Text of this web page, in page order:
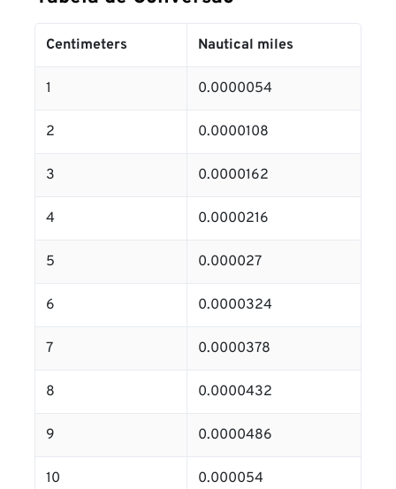
Centimeters Nautical miles
1 0.0000054
2 0.0000108
3 0.0000162
4 0.0000216
5 0.000027
6 0.0000324
7 0.0000378
8 0.0000432
9 0.0000486
10 0.000054